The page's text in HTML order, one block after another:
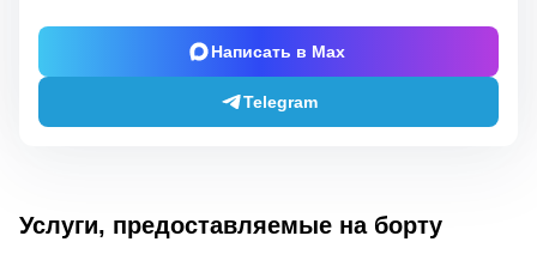
Написать в Max
Telegram
Услуги, предоставляемые на борту